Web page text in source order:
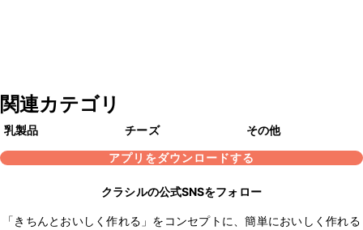
関連カテゴリ
乳製品 チーズ
その他
アプリをダウンロードする
クラシルの公式SNSをフォロー
「きちんとおいしく作れる」をコンセプトに、簡単においしく作れる